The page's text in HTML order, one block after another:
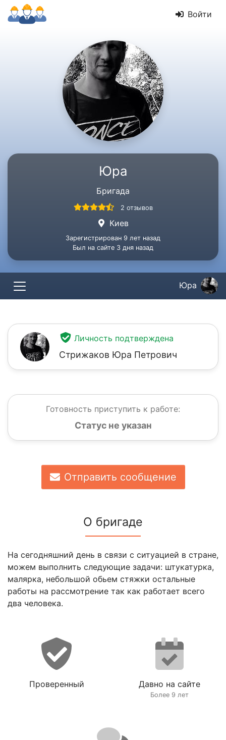
Войти
Юра
Бригада
2 отзывов
Киев
Зарегистрирован 9 лет назад
Был на сайте 3 дня назад
Юра
Личность подтверждена
Стрижаков Юра Петрович
Готовность приступить к работе:
Статус не указан
Отправить сообщение
О бригаде
На сегодняшний день в связи с ситуацией в стране,
можем выполнить следующие задачи: штукатурка,
малярка, небольшой обьем стяжки остальные
работы на рассмотрение так как работает всего
два человека.
Проверенный Давно на сайте
Более 9 лет